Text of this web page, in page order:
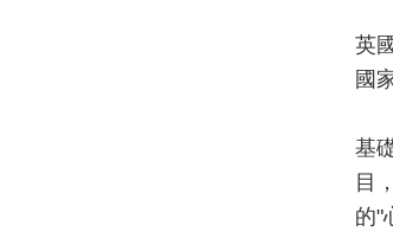
英
國
基
目
的"